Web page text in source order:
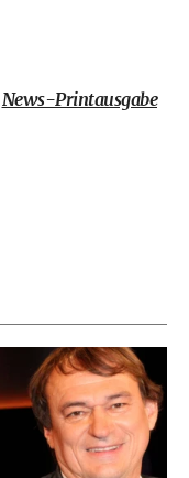
News-Printausgabe